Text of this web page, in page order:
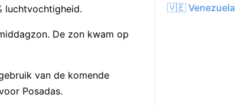
luchtvochtigheid.
De zon kwam op
van de komende
Posadas.
🇻🇪 Venezuela